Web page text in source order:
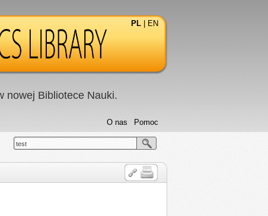
PL EN
nowej Bibliotece Nauki.
Pomoc
O nas
test